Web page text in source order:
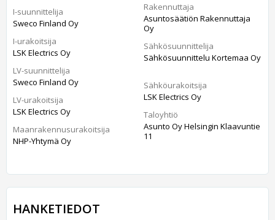
I-suunnittelija
Sweco Finland Oy
I-urakoitsija
LSK Electrics Oy
LV-suunnittelija
Sweco Finland Oy
LV-urakoitsija
LSK Electrics Oy
Maanrakennusurakoitsija
NHP-Yhtymä Oy
Rakennuttaja
Asuntosäätiön Rakennuttaja
Oy
Sähkösuunnittelija
Sähkösuunnittelu Kortemaa Oy
Sähköurakoitsija
LSK Electrics Oy
Taloyhtiö
Asunto Oy Helsingin Klaavuntie
11
HANKETIEDOT